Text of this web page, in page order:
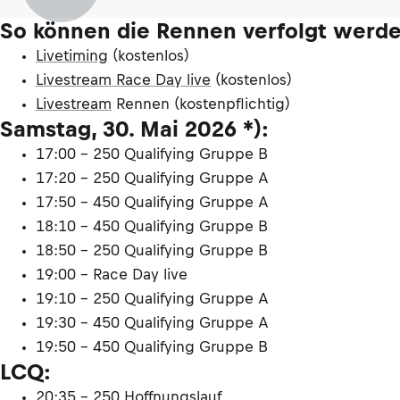
So können die Rennen verfolgt
Livetiming (kostenlos)
Livestream Race Day live (kostenlos)
Livestream Rennen (kostenpflichtig)
Samstag, 30. Mai 2026 *):
17:00 – 250 Qualifying Gruppe B
17:20 – 250 Qualifying Gruppe A
17:50 – 450 Qualifying Gruppe A
18:10 – 450 Qualifying Gruppe B
18:50 – 250 Qualifying Gruppe B
19:00 – Race Day live
19:10 – 250 Qualifying Gruppe A
19:30 – 450 Qualifying Gruppe A
19:50 – 450 Qualifying Gruppe B
LCQ:
20:35 – 250 Hoffnungslauf